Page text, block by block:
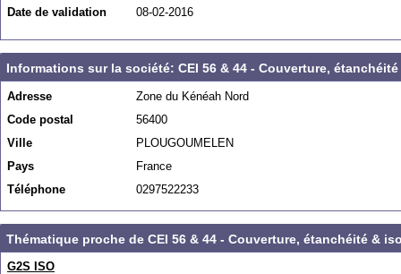
Date de validation
08-02-2016
Informations sur la société: CEI 56 & 44 - Couverture,
Adresse
Zone du Kénéah Nord
Code postal
56400
Ville
PLOUGOUMELEN
Pays
France
Téléphone
0297522233
Thématique proche de CEI 56 & 44 - Couverture, étanchéité &
G2S ISO